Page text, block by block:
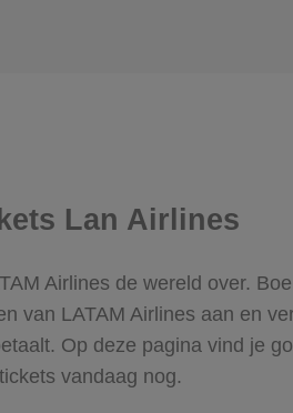
Lan Airlines
Airlines de wereld over.
van LATAM Airlines aan en
Op deze pagina vind je
vandaag nog.